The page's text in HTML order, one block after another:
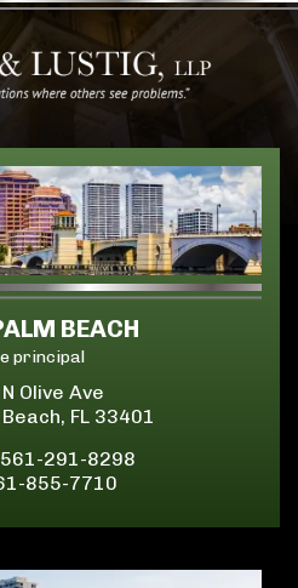
BEACH
principal
Olive Ave
FL 33401
561-291-8298
855-7710